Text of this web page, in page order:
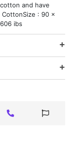
and have
: 90 x
ibs